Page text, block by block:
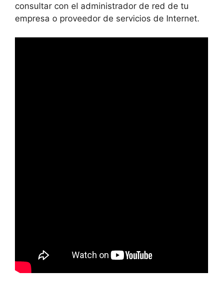
consultar con el administrador de red de tu
empresa o proveedor de servicios de Internet.